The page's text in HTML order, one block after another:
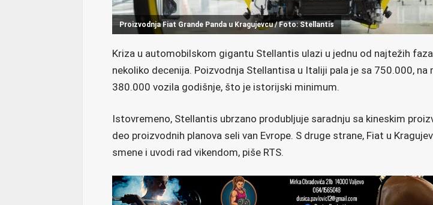
Proizvodnja Fiat Grande Panda u Kragujevcu / Foto: Stellantis
Kriza u automobilskom gigantu Stellantis ulazi u jednu od najtežih
nekoliko decenija. Poizvodnja Stellantisa u Italiji pala je sa 750.000, na
380.000 vozila godišnje, što je istorijski minimum.
Istovremeno, Stellantis ubrzano produbljuje saradnju sa kineskim
deo proizvodnih planova seli van Evrope. S druge strane, Fiat u
smene i uvodi rad vikendom, piše RTS.